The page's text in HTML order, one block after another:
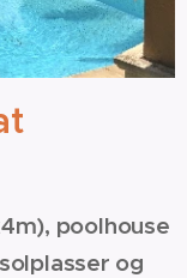
poolhouse
og